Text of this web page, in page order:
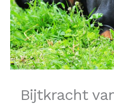
Bijtkracht